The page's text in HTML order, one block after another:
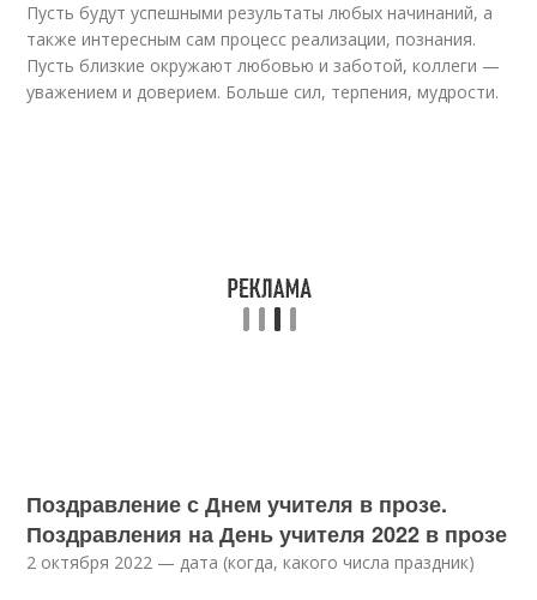
Пусть будут успешными результаты любых начинаний, а
также интересным сам процесс реализации, познания.
Пусть близкие окружают любовью и заботой, коллеги —
уважением и доверием. Больше сил, терпения, мудрости.
Поздравление с Днем учителя в прозе.
Поздравления на День учителя 2022 в прозе
2 октября 2022 — дата (когда, какого числа праздник)